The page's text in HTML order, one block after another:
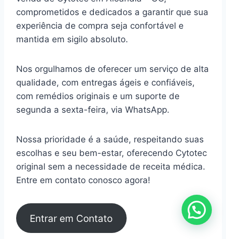
comprometidos e dedicados a garantir que sua
experiência de compra seja confortável e
mantida em sigilo absoluto.
Nos orgulhamos de oferecer um serviço de alta
qualidade, com entregas ágeis e confiáveis,
com remédios originais e um suporte de
segunda a sexta-feira, via WhatsApp.
Nossa prioridade é a saúde, respeitando suas
escolhas e seu bem-estar, oferecendo Cytotec
original sem a necessidade de receita médica.
Entre em contato conosco agora!
Entrar em Contato